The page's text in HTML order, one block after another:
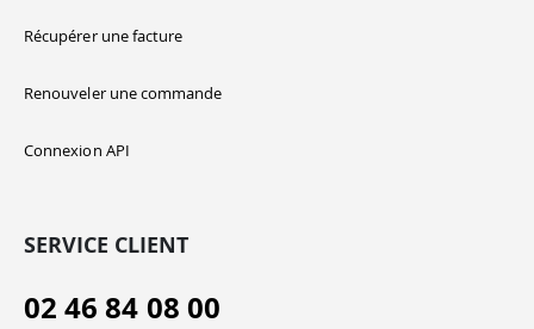
Récupérer une facture
Renouveler une commande
Connexion API
SERVICE CLIENT
02 46 84 08 00